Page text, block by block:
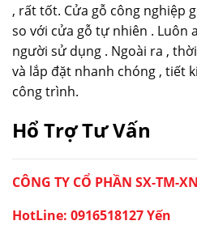
, rất tốt. Cửa gỗ công nghiệp
so với cửa gỗ tự nhiên . Luôn
người sử dụng . Ngoài ra ,
và lắp đặt nhanh chóng , tiết
công trình.
Hổ Trợ Tư Vấn
CÔNG TY CỔ PHẦN SX-TM-
HotLine: 0916518127 Yến